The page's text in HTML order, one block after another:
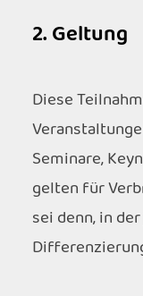
2. Geltung
Diese
Seminare,
gelten für
sei denn, in